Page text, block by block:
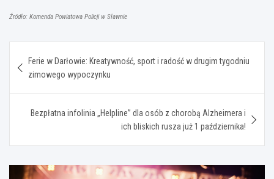
Źródło: Komenda Powiatowa Policji w Sławnie
wpisu
Ferie w Darłowie: Kreatywność, sport i radość w drugim tygodniu
zimowego wypoczynku
Bezpłatna infolinia „Helpline” dla osób z chorobą Alzheimera i
ich bliskich rusza już 1 października!